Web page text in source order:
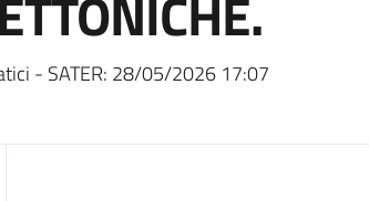
- SATER: 28/05/2026 17:07